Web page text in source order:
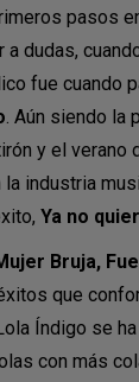
pasos
a dudas,
fue cuando
. Aún siendo la
y el verano
la industria
Ya no
Bruja,
que
Índigo se
con más